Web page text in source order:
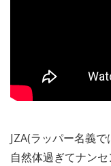
JZA(ラッパー名義で
自然体過ぎてナン